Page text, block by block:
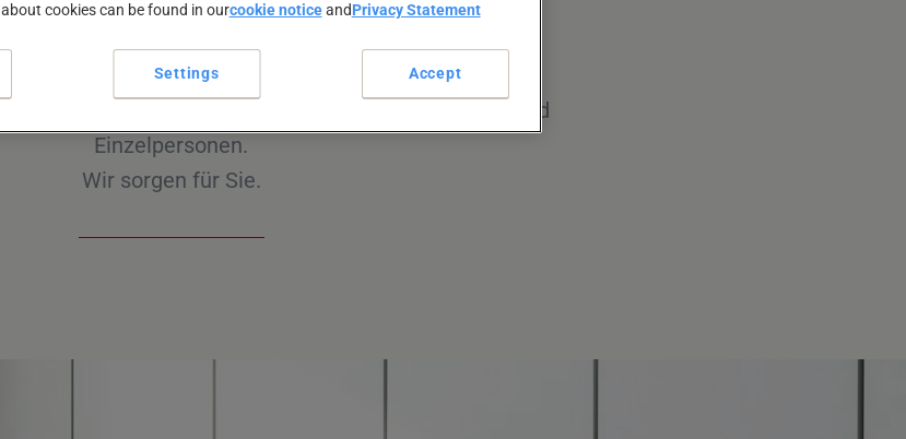
das Arbeitsleben
der Welt bis hin zu den kleinsten Start-ups und
Einzelpersonen.
Wir sorgen für Sie.
cookies can be found in ourcookie noticeandPrivacy Statement
Settings Accept